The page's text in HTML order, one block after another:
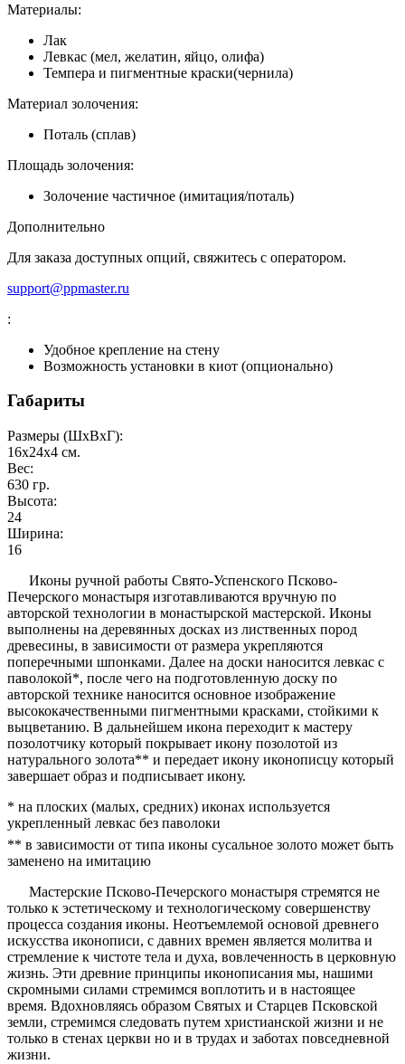
Материалы:
Лак
Левкас (мел, желатин, яйцо, олифа)
Темпера и пигментные краски(чернила)
Материал золочения:
Поталь (сплав)
Площадь золочения:
Золочение частичное (имитация/поталь)
Дополнительно
Для заказа доступных опций, свяжитесь с оператором.
support@ppmaster.ru
:
Удобное крепление на стену
Возможность установки в киот (опционально)
Габариты
Размеры (ШxВxГ):
16x24x4 см.
Вес:
630 гр.
Высота:
24
Ширина:
16
Иконы ручной работы Свято-Успенского Псково-
Печерского монастыря изготавливаются вручную по
авторской технологии в монастырской мастерской. Иконы
выполнены на деревянных досках из лиственных пород
древесины, в зависимости от размера укрепляются
поперечными шпонками. Далее на доски наносится левкас с
паволокой*, после чего на подготовленную доску по
авторской технике наносится основное изображение
высококачественными пигментными красками, стойкими к
выцветанию. В дальнейшем икона переходит к мастеру
позолотчику который покрывает икону позолотой из
натурального золота** и передает икону иконописцу который
завершает образ и подписывает икону.
* на плоских (малых, средних) иконах используется
укрепленный левкас без паволоки
** в зависимости от типа иконы сусальное золото может быть
заменено на имитацию
Мастерские Псково-Печерского монастыря стремятся не
только к эстетическому и технологическому совершенству
процесса создания иконы. Неотъемлемой основой древнего
искусства иконописи, с давних времен является молитва и
стремление к чистоте тела и духа, вовлеченность в церковную
жизнь. Эти древние принципы иконописания мы, нашими
скромными силами стремимся воплотить и в настоящее
время. Вдохновляясь образом Святых и Старцев Псковской
земли, стремимся следовать путем христианской жизни и не
только в стенах церкви но и в трудах и заботах повседневной
жизни.